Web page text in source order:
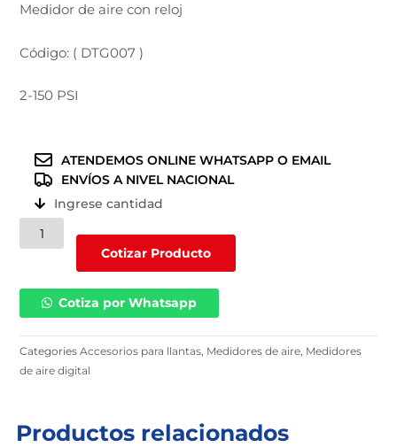
Medidor de aire con reloj
Código: ( DTG007 )
2-150 PSI
ATENDEMOS ONLINE WHATSAPP O EMAIL
ENVÍOS A NIVEL NACIONAL
Ingrese cantidad
Medidor
de
Cotizar Producto
Cotiza por Whatsapp
Categories Accesorios para llantas, Medidores de aire, Medidores
de aire digital
Productos relacionados